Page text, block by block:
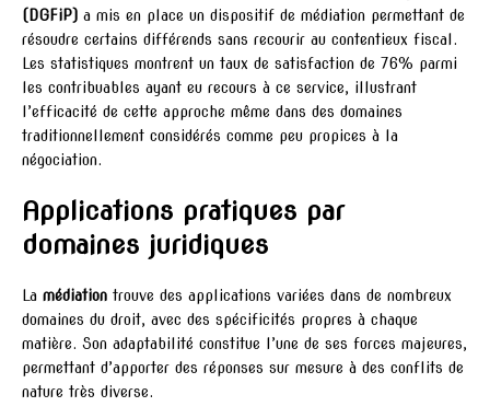
(DGFiP) a mis en place un dispositif de médiation permettant de
résoudre certains différends sans recourir au contentieux fiscal.
Les statistiques montrent un taux de satisfaction de 76% parmi
les contribuables ayant eu recours à ce service, illustrant
l’efficacité de cette approche même dans des domaines
traditionnellement considérés comme peu propices à la
négociation.
Applications pratiques par
domaines juridiques
La médiation trouve des applications variées dans de nombreux
domaines du droit, avec des spécificités propres à chaque
matière. Son adaptabilité constitue l’une de ses forces majeures,
permettant d’apporter des réponses sur mesure à des conflits de
nature très diverse.